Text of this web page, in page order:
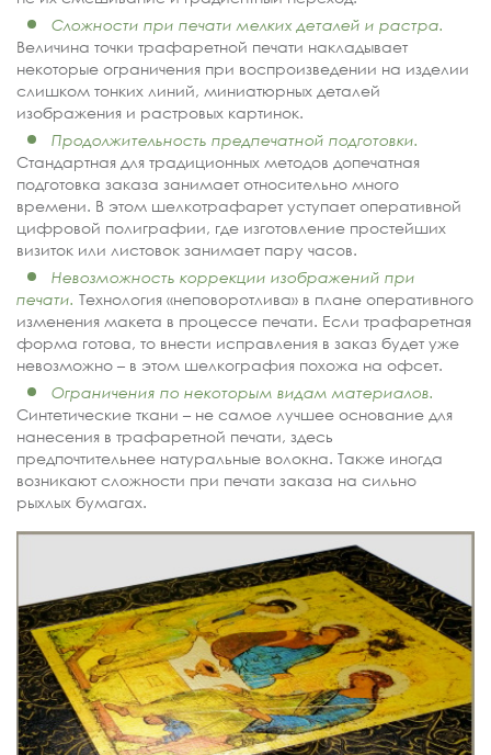
Сложности при печати мелких деталей и растра.
Величина точки трафаретной печати накладывает
некоторые ограничения при воспроизведении на изделии
слишком тонких линий, миниатюрных деталей
изображения и растровых картинок.
Продолжительность предпечатной подготовки.
Стандартная для традиционных методов допечатная
подготовка заказа занимает относительно много
времени. В этом шелкотрафарет уступает оперативной
цифровой полиграфии, где изготовление простейших
визиток или листовок занимает пару часов.
Невозможность коррекции изображений при
печати. Технология «неповоротлива» в плане оперативного
изменения макета в процессе печати. Если трафаретная
форма готова, то внести исправления в заказ будет уже
невозможно – в этом шелкография похожа на офсет.
Ограничения по некоторым видам материалов.
Синтетические ткани – не самое лучшее основание для
нанесения в трафаретной печати, здесь
предпочтительнее натуральные волокна. Также иногда
возникают сложности при печати заказа на сильно
рыхлых бумагах.